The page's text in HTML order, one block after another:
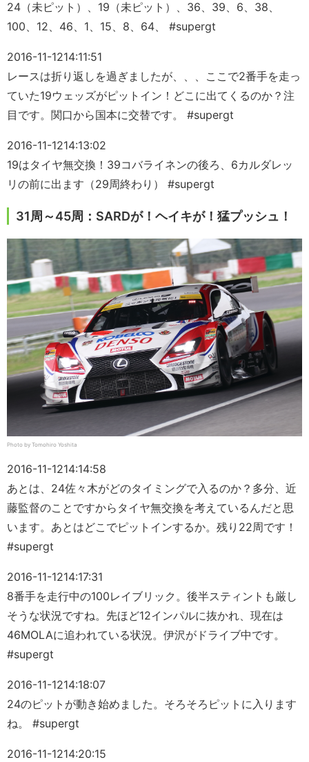
24（未ピット）、19（未ピット）、36、39、6、38、
100、12、46、1、15、8、64、 #supergt
2016-11-1214:11:51
レースは折り返しを過ぎましたが、、、ここで2番手を走っ
ていた19ウェッズがピットイン！どこに出てくるのか？注
目です。関口から国本に交替です。 #supergt
2016-11-1214:13:02
19はタイヤ無交換！39コバライネンの後ろ、6カルダレッ
リの前に出ます（29周終わり） #supergt
31周～45周：SARDが！ヘイキが！猛プッシュ！
Photo by Tomohiro Yoshita
2016-11-1214:14:58
あとは、24佐々木がどのタイミングで入るのか？多分、近
藤監督のことですからタイヤ無交換を考えているんだと思
います。あとはどこでピットインするか。残り22周です！
#supergt
2016-11-1214:17:31
8番手を走行中の100レイブリック。後半スティントも厳し
そうな状況ですね。先ほど12インパルに抜かれ、現在は
46MOLAに追われている状況。伊沢がドライブ中です。
#supergt
2016-11-1214:18:07
24のピットが動き始めました。そろそろピットに入ります
ね。 #supergt
2016-11-1214:20:15